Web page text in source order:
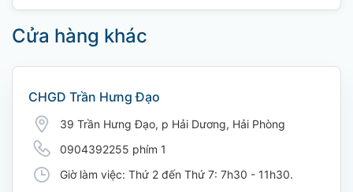
Cửa hàng khác
CHGD Trần Hưng Đạo
39 Trần Hưng Đạo, p Hải Dương, Hải Phòng
0904392255 phím 1
Giờ làm việc: Thứ 2 đến Thứ 7: 7h30 - 11h30.